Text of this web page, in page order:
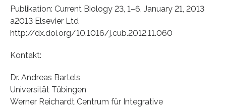
Publikation: Current Biology 23, 1–6, January 21, 2013
a2013 Elsevier Ltd
http://dx.doi.org/10.1016/j.cub.2012.11.060
Kontakt:
Dr. Andreas Bartels
Universität Tübingen
Werner Reichardt Centrum für Integrative